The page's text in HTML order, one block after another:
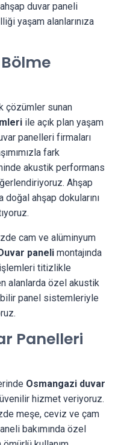
duvar paneli
yaşam alanlarınıza
çözümler sunan
ile açık plan yaşam
panelleri firmaları
fark
akustik performans
Ahşap
doğal ahşap dokularını
cam ve alüminyum
paneli montajında
titizlikle
alanlarda özel akustik
panel sistemleriyle
Panelleri
Osmangazi duvar
hizmet veriyoruz.
meşe, ceviz ve çam
bakımında özel